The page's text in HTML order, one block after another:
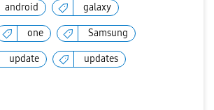
android galaxy
one Samsung
update updates